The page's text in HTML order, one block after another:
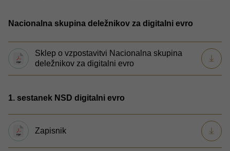
Nacionalna skupina deležnikov za digitalni evro
Sklep o vzpostavitvi Nacionalna skupina
deležnikov za digitalni evro
1. sestanek NSD digitalni evro
Zapisnik